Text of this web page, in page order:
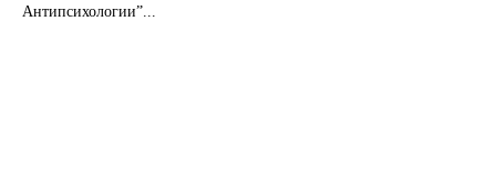
Антипсихологии”...